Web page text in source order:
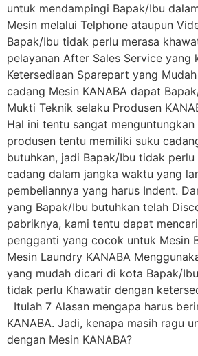
untuk mendampingi Bapak/Ibu
Mesin melalui Telphone ataupun
Bapak/Ibu tidak perlu merasa
pelayanan After Sales Service
Ketersediaan Sparepart yang
cadang Mesin KANABA dapat
Mukti Teknik selaku Produsen
Hal ini tentu sangat
produsen tentu memiliki suku
butuhkan, jadi Bapak/Ibu tidak perlu
cadang dalam jangka waktu yang
pembeliannya yang harus Indent.
yang Bapak/Ibu butuhkan telah
pabriknya, kami tentu dapat
pengganti yang cocok untuk Mesin
Mesin Laundry KANABA
yang mudah dicari di kota Bapak/
tidak perlu Khawatir dengan
Itulah 7 Alasan mengapa harus
KANABA. Jadi, kenapa masih ragu
dengan Mesin KANABA?